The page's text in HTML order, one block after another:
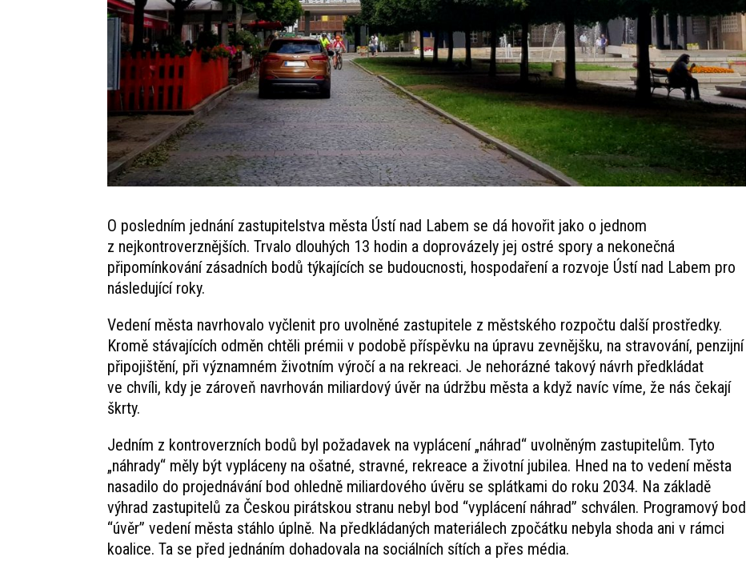
O posledním jednání zastupitelstva města Ústí nad Labem se dá hovořit jako o jednom
z nejkontroverznějších. Trvalo dlouhých 13 hodin a doprovázely jej ostré spory a nekonečná
připomínkování zásadních bodů týkajících se budoucnosti, hospodaření a rozvoje Ústí nad Labem pro
následující roky.
Vedení města navrhovalo vyčlenit pro uvolněné zastupitele z městského rozpočtu další prostředky.
Kromě stávajících odměn chtěli prémii v podobě příspěvku na úpravu zevnějšku, na stravování, penzijní
připojištění, při významném životním výročí a na rekreaci. Je nehorázné takový návrh předkládat
ve chvíli, kdy je zároveň navrhován miliardový úvěr na údržbu města a když navíc víme, že nás čekají
škrty.
Jedním z kontroverzních bodů byl požadavek na vyplácení „náhrad“ uvolněným zastupitelům. Tyto
„náhrady“ měly být vypláceny na ošatné, stravné, rekreace a životní jubilea. Hned na to vedení města
nasadilo do projednávání bod ohledně miliardového úvěru se splátkami do roku 2034. Na základě
výhrad zastupitelů za Českou pirátskou stranu nebyl bod “vyplácení náhrad” schválen. Programový bod
“úvěr” vedení města stáhlo úplně. Na předkládaných materiálech zpočátku nebyla shoda ani v rámci
koalice. Ta se před jednáním dohadovala na sociálních sítích a přes média.